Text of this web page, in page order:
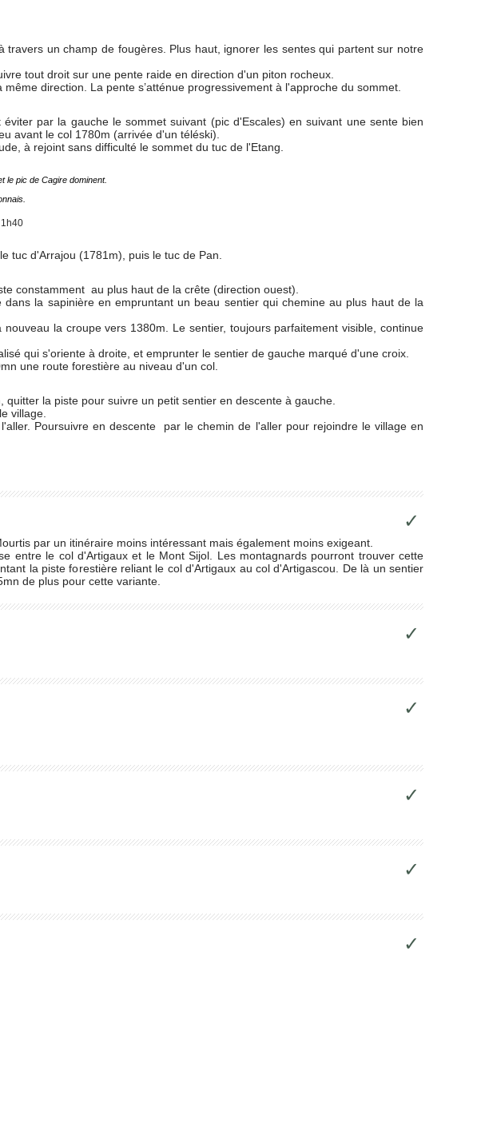
un champ de fougères. Plus haut, ignorer les sentes qui partent sur notre
tout droit sur une pente raide en direction d'un piton rocheux.
direction. La pente s’atténue progressivement à l'approche du sommet.
par la gauche le sommet suivant (pic d'Escales) en suivant une sente bien
avant le col 1780m (arrivée d'un téléski).
à rejoint sans difficulté le sommet du tuc de l'Etang.
le pic de Cagire dominent.
tuc d'Arrajou (1781m), puis le tuc de Pan.
constamment au plus haut de la crête (direction ouest).
la sapinière en empruntant un beau sentier qui chemine au plus haut de la
la croupe vers 1380m. Le sentier, toujours parfaitement visible, continue
qui s'oriente à droite, et emprunter le sentier de gauche marqué d'une croix.
une route forestière au niveau d'un col.
la piste pour suivre un petit sentier en descente à gauche.
village.
Poursuivre en descente par le chemin de l'aller pour rejoindre le village en
✓
par un itinéraire moins intéressant mais également moins exigeant.
entre le col d'Artigaux et le Mont Sijol. Les montagnards pourront trouver cette
la piste forestière reliant le col d'Artigaux au col d'Artigascou. De là un sentier
de plus pour cette variante.
✓
✓
✓
✓
✓